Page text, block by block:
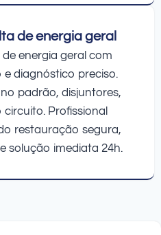
de energia geral
energia geral com
diagnóstico preciso.
padrão, disjuntores,
Profissional
restauração segura,
solução imediata 24h.